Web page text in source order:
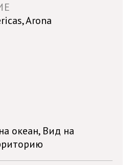
Arona
океан, Вид на